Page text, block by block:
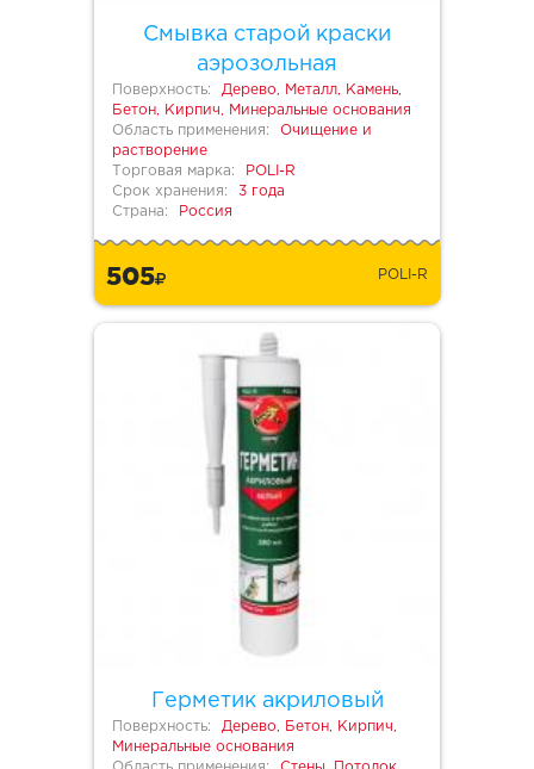
Смывка старой краски
аэрозольная
Поверхность:
Дерево, Металл, Камень,
Бетон, Кирпич, Минеральные основания
Область применения:
Очищение и
растворение
Торговая марка:
POLI-R
Срок хранения:
3 года
Страна:
Россия
505 POLI-R
Герметик акриловый
Поверхность:
Дерево, Бетон, Кирпич,
Минеральные основания